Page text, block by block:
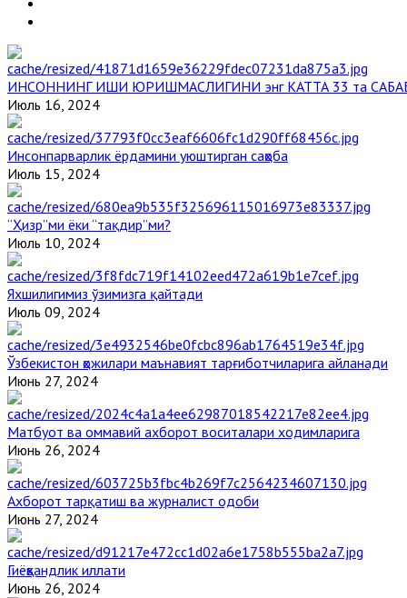
ИНСОННИНГ ИШИ ЮРИШМАСЛИГИНИ энг КАТТА 33 та
Июль 16, 2024
Инсонпарварлик ёрдамини уюштирган саҳоба
Июль 15, 2024
“Ҳизр”ми ёки “тақдир”ми?
Июль 10, 2024
Яхшилигимиз ўзимизга қайтади
Июль 09, 2024
Ўзбекистон ҳожилари маънавият тарғиботчиларига айланади
Июнь 27, 2024
Матбуот ва оммавий ахборот воситалари ходимларига
Июнь 26, 2024
Ахборот тарқатиш ва журналист одоби
Июнь 27, 2024
Гиёҳвандлик иллати
Июнь 26, 2024